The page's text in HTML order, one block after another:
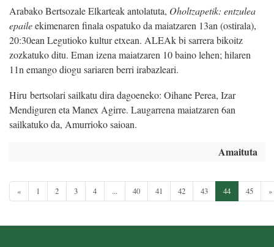
Arabako Bertsozale Elkarteak antolatuta, Oholtzapetik: entzulea
epaileekimenaren finala ospatuko da maiatzaren 13an (ostirala),
20:30ean Legutioko kultur etxean. ALEAk bi sarrera bikoitz
zozkatuko ditu. Eman izena maiatzaren 10baino lehen; hilaren
11n emango diogu sariaren berri irabazleari.
Hiru bertsolari sailkatu dira dagoeneko: Oihane Perea, Izar
Mendiguren eta Manex Agirre. Laugarrena maiatzaren 6an
sailkatuko da, Amurrioko saioan.
Amaituta
« 1 2 3 4 ... 40 41 42 43 44 45 »